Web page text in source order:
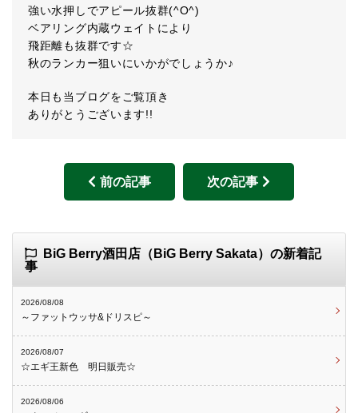
強い水押しでアピール抜群(^O^)
ベアリング内蔵ウェイトにより
飛距離も抜群です☆
秋のランカー狙いにいかがでしょうか♪
本日も当ブログをご覧頂き
ありがとうございます!!
前の記事 次の記事
BiG Berry酒田店（BiG Berry Sakata）の新着記
事
2026/08/08
～ファットウッサ&ドリスピ～
2026/08/07
☆エギ王新色 明日販売☆
2026/08/06